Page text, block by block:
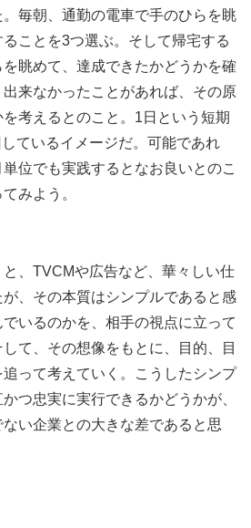
毎朝、通勤の電車で手のひらを眺
ことを3つ選ぶ。そして帰宅する
眺めて、達成できたかどうかを確
来なかったことがあれば、その原
考えるとのこと。1日という短期
ているイメージだ。可能であれ
位でも実践するとなお良いとのこ
みよう。
、TVCMや広告など、華々しい仕
、その本質はシンプルであると感
いるのかを、相手の視点に立って
て、その想像をもとに、目的、目
って考えていく。こうしたシンプ
つ忠実に実行できるかどうかが、
い企業との大きな差であると思